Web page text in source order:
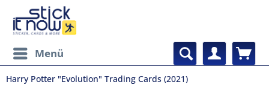
Menü
Harry Potter "Evolution" Trading Cards (2021)